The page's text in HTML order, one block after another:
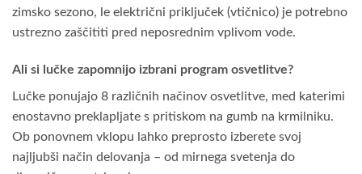
zimsko sezono, le električni priključek (vtičnico) je potrebno
ustrezno zaščititi pred neposrednim vplivom vode.
Ali si lučke zapomnijo izbrani program osvetlitve?
Lučke ponujajo 8 različnih načinov osvetlitve, med katerimi
enostavno preklapljate s pritiskom na gumb na krmilniku.
Ob ponovnem vklopu lahko preprosto izberete svoj
najljubši način delovanja – od mirnega svetenja do